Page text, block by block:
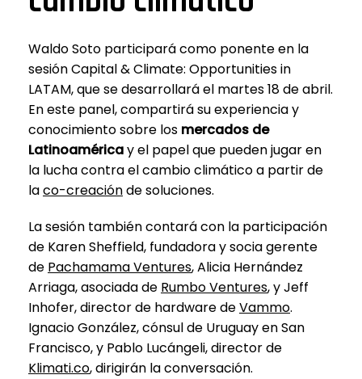
Waldo Soto participará como ponente en la
sesión Capital & Climate: Opportunities in
LATAM, que se desarrollará el martes 18 de abril.
En este panel, compartirá su experiencia y
conocimiento sobre los mercados de
Latinoaméricay el papel que pueden jugar en
la lucha contra el cambio climático a partir de
laco-creaciónde soluciones.
La sesión también contará con la participación
de Karen Sheffield, fundadora y socia gerente
de Pachamama Ventures, Alicia Hernández
Arriaga, asociada de Rumbo Ventures, y Jeff
Inhofer, director de hardware deVammo.
Ignacio González, cónsul de Uruguay en San
Francisco, y Pablo Lucángeli, director de
Klimati.co, dirigirán la conversación.